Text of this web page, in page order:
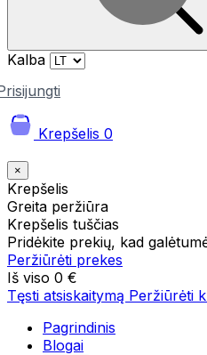
Kalba
Krepšelis 0
×
Krepšelis
Greita peržiūra
Krepšelis tuščias
Pridėkite prekių, kad
Peržiūrėti prekes
Iš viso 0 €
Tęsti atsiskaitymą Peržiūrėti
Pagrindinis
Blogai